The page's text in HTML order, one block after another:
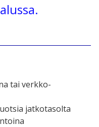
tai verkko-
jatkotasolta